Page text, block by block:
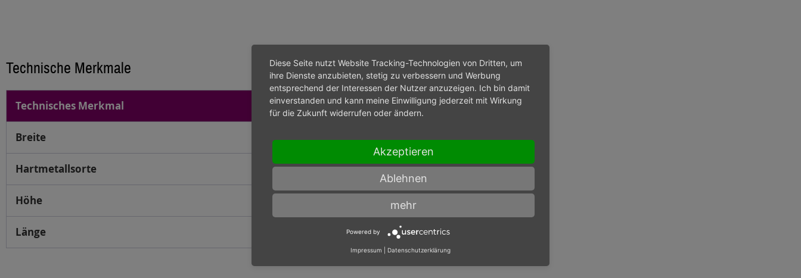
Technische Merkmale
Technisches Merkmal Wert
Breite 12,2
Hartmetallsorte K-40UF
Höhe
Länge
Diese Seite nutzt Website Tracking-Technologien von Dritten, um
ihre Dienste anzubieten, stetig zu verbessern und Werbung
entsprechend der Interessen der Nutzer anzuzeigen. Ich bin damit
einverstanden und kann meine Einwilligung jederzeit mit Wirkung
für die Zukunft widerrufen oder ändern.
Akzeptieren
Ablehnen
mehr
Powered by
Impressum Datenschutzerklärung